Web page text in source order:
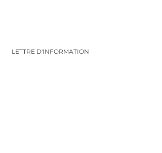
LETTRE D'INFORMATION